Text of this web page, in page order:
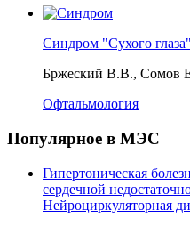
Синдром "Сухого глаза"
Бржеский В.В., Сомов
Офтальмология
Популярное в МЭС
Гипертоническая
сердечной
Нейроциркуляторная